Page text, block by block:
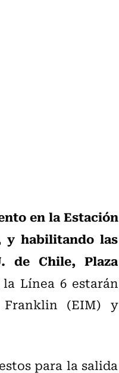
en la Estación
y habilitando las
de Chile, Plaza
Línea 6 estarán
Franklin (EIM) y
para la salida